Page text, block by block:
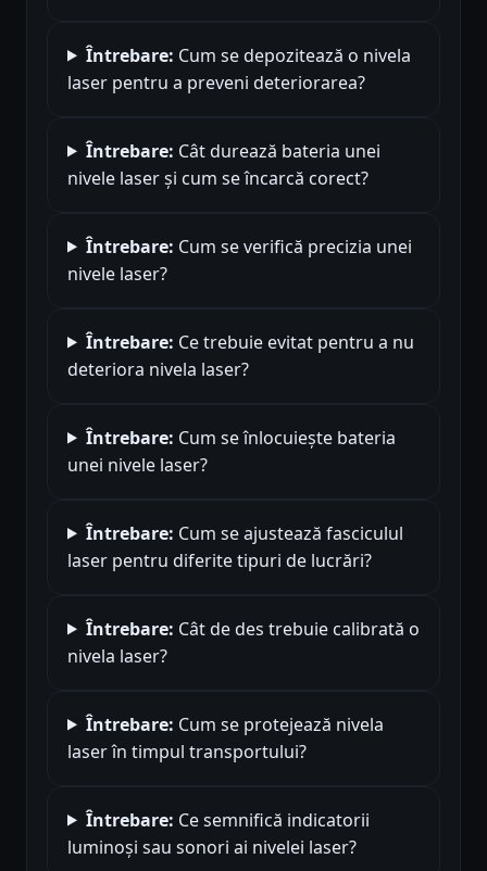
Întrebare: Cum se depozitează o nivela
laser pentru a preveni deteriorarea?
Întrebare: Cât durează bateria unei
nivele laser și cum se încarcă corect?
Întrebare: Cum se verifică precizia unei
nivele laser?
Întrebare: Ce trebuie evitat pentru a nu
deteriora nivela laser?
Întrebare: Cum se înlocuiește bateria
unei nivele laser?
Întrebare: Cum se ajustează fasciculul
laser pentru diferite tipuri de lucrări?
Întrebare: Cât de des trebuie calibrată o
nivela laser?
Întrebare: Cum se protejează nivela
laser în timpul transportului?
Întrebare: Ce semnifică indicatorii
luminoși sau sonori ai nivelei laser?